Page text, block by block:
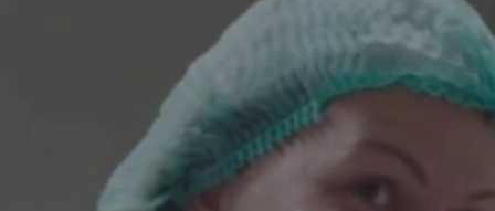
Vélemények
Miért a Sasszemklinika?
Lépésről lépésre
Kapcsolat